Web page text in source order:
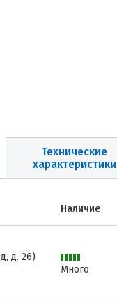
Технические
характеристики
Наличие
д. 26)
Много